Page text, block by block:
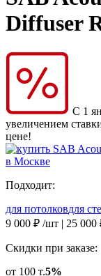
Diffuser
С 1
увеличением
цене!
Подходит:
для потолковдля
9 000 ₽ /шт | 25 000
Скидки при заказе:
от 100 т.5%